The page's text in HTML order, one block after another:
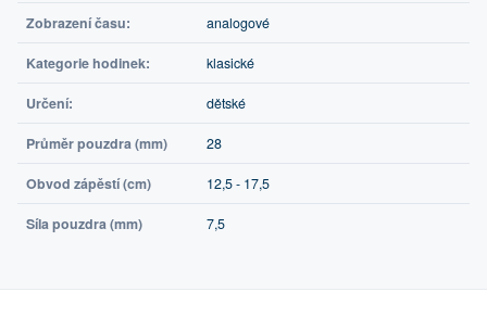
Zobrazení času: analogové
Kategorie hodinek: klasické
Určení: dětské
Průměr pouzdra (mm) 28
Obvod zápěstí (cm) 12,5 - 17,5
Síla pouzdra (mm) 7,5